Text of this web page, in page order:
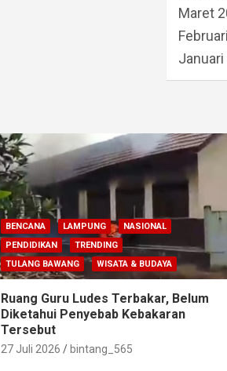
Maret
BENCANA LAMPUNG
NASIONAL
PENDIDIKAN
TRENDING
TULANG BAWANG
WISATA & BUDAYA
Ruang Guru Ludes Terbakar, Belum
Diketahui Penyebab Kebakaran
Tersebut
27 Juli 2026 bintang_565